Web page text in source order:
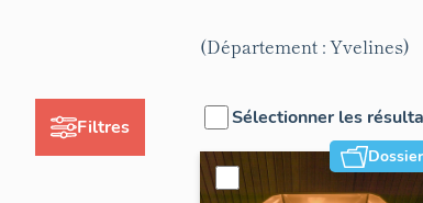
Filtres
(Département : Yvelines)
Sélectionner les
Dossier